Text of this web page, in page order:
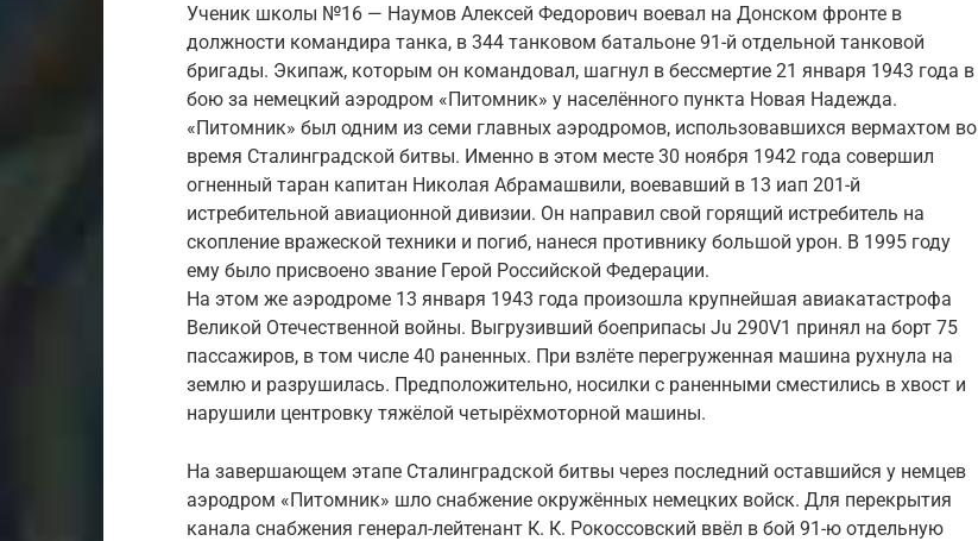
Ученик школы №16 — Наумов Алексей Федорович воевал на Донском фронте в
должности командира танка, в 344 танковом батальоне 91-й отдельной танковой
бригады. Экипаж, которым он командовал, шагнул в бессмертие 21 января 1943 года в
бою за немецкий аэродром «Питомник» у населённого пункта Новая Надежда.
«Питомник» был одним из семи главных аэродромов, использовавшихся вермахтом во
время Сталинградской битвы. Именно в этом месте 30 ноября 1942 года совершил
огненный таран капитан Николая Абрамашвили, воевавший в 13 иап 201-й
истребительной авиационной дивизии. Он направил свой горящий истребитель на
скопление вражеской техники и погиб, нанеся противнику большой урон. В 1995 году
ему было присвоено звание Герой Российской Федерации.
На этом же аэродроме 13 января 1943 года произошла крупнейшая авиакатастрофа
Великой Отечественной войны. Выгрузивший боеприпасы Ju 290V1 принял на борт 75
пассажиров, в том числе 40 раненных. При взлёте перегруженная машина рухнула на
землю и разрушилась. Предположительно, носилки с раненными сместились в хвост и
нарушили центровку тяжёлой четырёхмоторной машины.
На завершающем этапе Сталинградской битвы через последний оставшийся у немцев
аэродром «Питомник» шло снабжение окружённых немецких войск. Для перекрытия
канала снабжения генерал-лейтенант К. К. Рокоссовский ввёл в бой 91-ю отдельную